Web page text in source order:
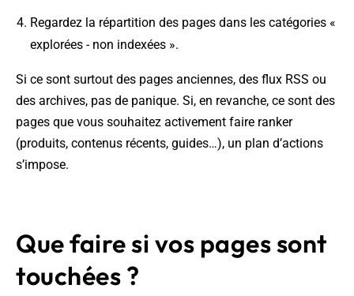
Regardez la répartition des pages dans les catégories «
explorées - non indexées ».
Si ce sont surtout des pages anciennes, des flux RSS ou
des archives, pas de panique. Si, en revanche, ce sont des
pages que vous souhaitez activement faire ranker
(produits, contenus récents, guides…), un plan d’actions
s’impose.
Que faire si vos pages sont
touchées ?